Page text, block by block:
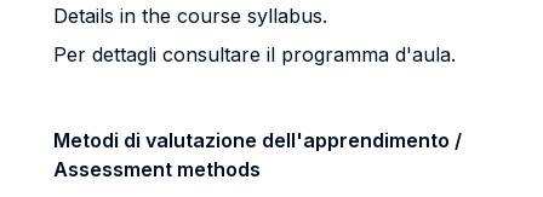
Details in the course syllabus.
Per dettagli consultare il programma d'aula.
Metodi di valutazione dell'apprendimento /
Assessment methods